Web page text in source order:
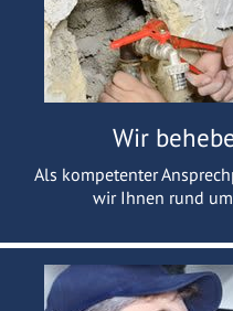
Wir
Als kompetenter
wir Ihnen rund